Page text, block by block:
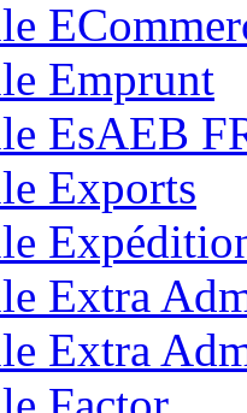
Emprunt
EsAEB
Exports
Extra
Extra